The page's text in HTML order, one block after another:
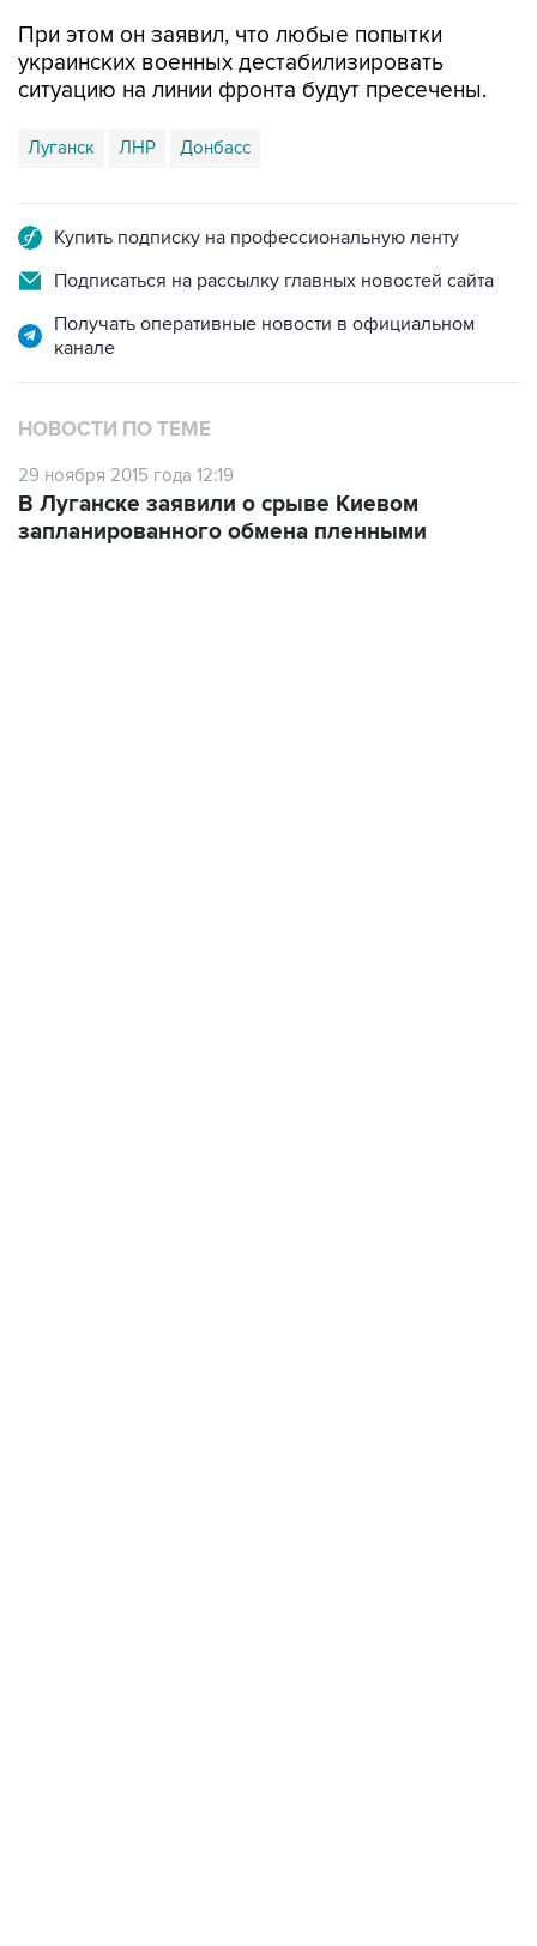
При этом он заявил, что любые попытки
украинских военных дестабилизировать
ситуацию на линии фронта будут пресечены.
Луганск ЛНР Донбасс
Купить подписку на профессиональную ленту
Подписаться на рассылку главных новостей сайта
Получать оперативные новости в официальном
канале
НОВОСТИ ПО ТЕМЕ
29 ноября 2015 года 12:19
В Луганске заявили о срыве Киевом
запланированного обмена пленными